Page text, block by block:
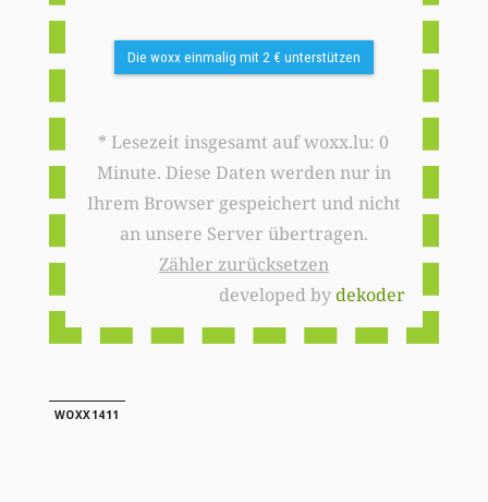
Die woxx einmalig mit 2 € unterstützen
* Lesezeit insgesamt auf woxx.lu: 0
Minute. Diese Daten werden nur in
Ihrem Browser gespeichert und nicht
an unsere Server übertragen.
Zähler zurücksetzen
developed bydekoder
WOXX1411